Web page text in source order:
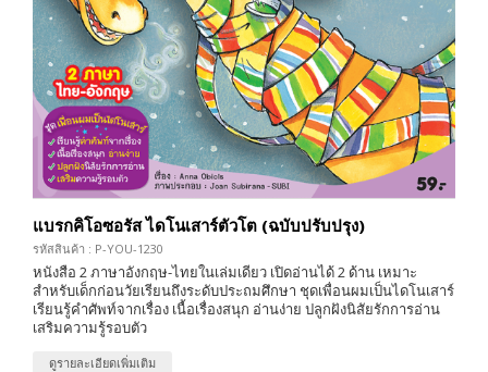
แบรกคิโอซอรัส ไดโนเสาร์ตัวโต (ฉบับปรับปรุง)
รหัสสินค้า : P-YOU-1230
หนังสือ 2 ภาษาอังกฤษ-ไทยในเล่มเดียว เปิดอ่านได้ 2 ด้าน เหมาะ
สำหรับเด็กก่อนวัยเรียนถึงระดับประถมศึกษา ชุดเพื่อนผมเป็นไดโนเสาร์
เรียนรู้คำศัพท์จากเรื่อง เนื้อเรื่องสนุก อ่านง่าย ปลูกฝังนิสัยรักการอ่าน
เสริมความรู้รอบตัว
ดูรายละเอียดเพิ่มเติม